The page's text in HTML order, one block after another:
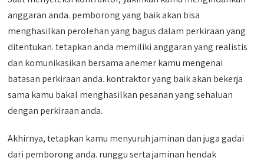
anggaran anda. pemborong yang baik akan bisa
menghasilkan perolehan yang bagus dalam perkiraan yang
ditentukan. tetapkan anda memiliki anggaran yang realistis
dan komunikasikan bersama anemer kamu mengenai
batasan perkiraan anda. kontraktor yang baik akan bekerja
sama kamu bakal menghasilkan pesanan yang sehaluan
dengan perkiraan anda.
Akhirnya, tetapkan kamu menyuruh jaminan dan juga gadai
dari pemborong anda. runggu serta jaminan hendak